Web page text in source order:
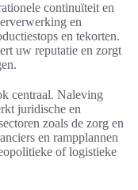
continuïteit en
en
en tekorten.
uw reputatie en zorgt
centraal. Naleving
juridische en
zoals de zorg en
en rampplannen
of logistieke